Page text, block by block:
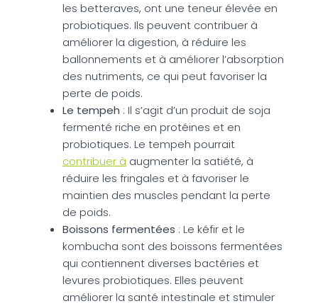
les betteraves, ont une teneur élevée en
probiotiques. Ils peuvent contribuer à
améliorer la digestion, à réduire les
ballonnements et à améliorer l’absorption
des nutriments, ce qui peut favoriser la
perte de poids.
Le tempeh : Il s’agit d’un produit de soja
fermenté riche en protéines et en
probiotiques. Le tempeh pourrait
contribuer à augmenter la satiété, à
réduire les fringales et à favoriser le
maintien des muscles pendant la perte
de poids.
Boissons fermentées : Le kéfir et le
kombucha sont des boissons fermentées
qui contiennent diverses bactéries et
levures probiotiques. Elles peuvent
améliorer la santé intestinale et stimuler